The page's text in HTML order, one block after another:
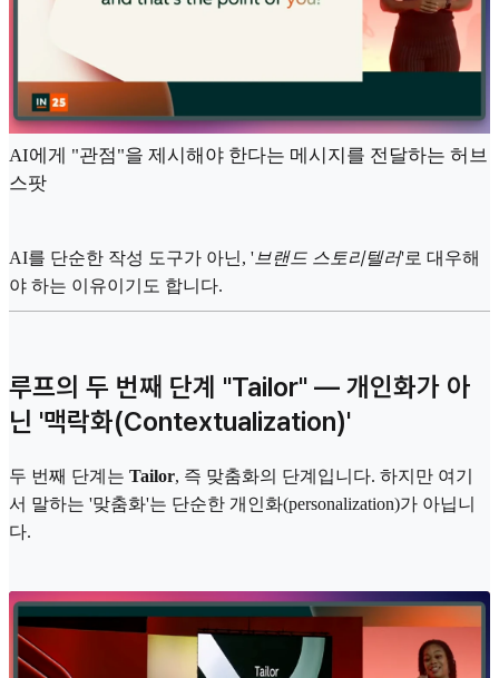
AI에게 "관점"을 제시해야 한다는 메시지를 전달하는 허브
스팟
AI를 단순한 작성 도구가 아닌, ' 브랜드 스토리텔러'로 대우해
야 하는 이유이기도 합니다.
루프의 두 번째 단계 "Tailor" — 개인화가 아
닌 '맥락화(Contextualization)'
두 번째 단계는 Tailor, 즉 맞춤화의 단계입니다. 하지만 여기
서 말하는 '맞춤화'는 단순한 개인화(personalization)가 아닙니
다.